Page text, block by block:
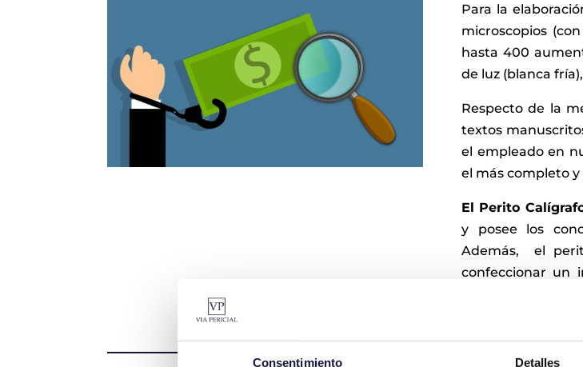
Consentimiento Detalles
Para la
microscopios
hasta 400
de luz (blanca
Respecto de la
textos
el empleado en
el más completo
El Perito
y posee los
Además, el
confeccionar un
comparecer